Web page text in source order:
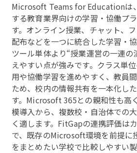
Microsoft Teams for Educationは
する教育業界向けの学習・協働プ
す。オンライン授業、チャット、
配布などを一つに統合した学習・
ツール単体より“授業運営の一連の
えやすい点が強みです。クラス単
用や協働学習を進めやすく、教員
ため、校内の情報共有を一本化し
す。Microsoft 365との親和性も高
模導入から、複数校・自治体での
く適します。FitGapの連携評価は
で、既存のMicrosoft環境を前提に
をまとめたい学校で比較しやすい製